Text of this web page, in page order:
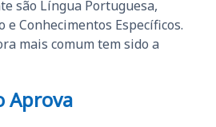
são Língua Portuguesa,
Conhecimentos Específicos.
mais comum tem sido a
Aprova